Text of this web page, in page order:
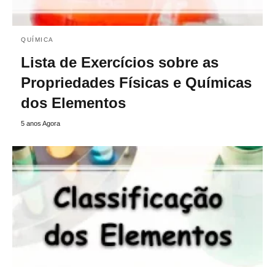
QUÍMICA
Lista de Exercícios sobre as
Propriedades Físicas e Químicas
dos Elementos
5 anos Agora